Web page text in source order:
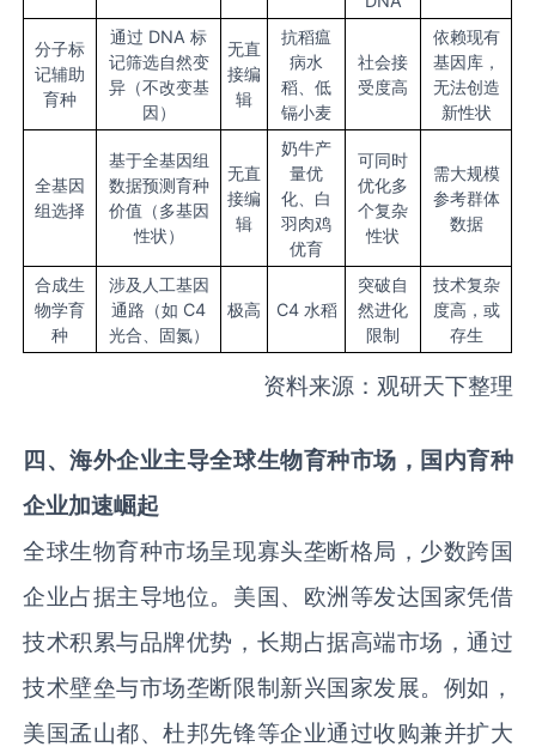
分子标
记辅助
育种
通过 DNA 标
记筛选自然变
异（不改变基
因）
无直
接编
辑
抗稻瘟
病水
稻、低
镉小麦
社会接
受度高
依赖现有
基因库，
无法创造
新性状
全基因
组选择
基于全基因组
数据预测育种
价值（多基因
性状）
无直
接编
辑
奶牛产
量优
化、白
羽肉鸡
优育
可同时
优化多
个复杂
性状
需大规模
参考群体
数据
合成生
物学育
种
涉及人工基因
通路（如 C4
光合、固氮）
极高 C4 水稻
突破自
然进化
限制
技术复杂
度高，或
存生
资料来源：观研天下整理
四、海外企业主导全球生物育种市场，国内育种
企业加速崛起
全球生物育种市场呈现寡头垄断格局，少数跨国
企业占据主导地位。美国、欧洲等发达国家凭借
技术积累与品牌优势，长期占据高端市场，通过
技术壁垒与市场垄断限制新兴国家发展。例如，
美国孟山都、杜邦先锋等企业通过收购兼并扩大